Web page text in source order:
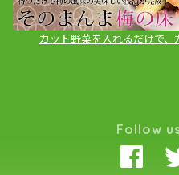
カット野菜を入れるだけで、
Follow